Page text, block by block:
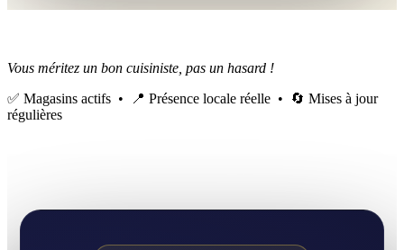
Vous méritez un bon cuisiniste, pas un hasard !
✅ Magasins actifs • 📍 Présence locale réelle • 🔄 Mises à jour
régulières